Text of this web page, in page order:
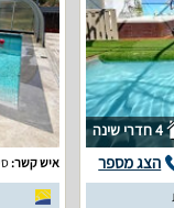
4 חדרי שינה
הצג מספר איש קשר: